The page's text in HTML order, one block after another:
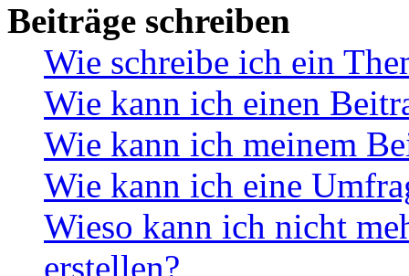
Beiträge schreiben
Wie schreibe ich ein
Wie kann ich einen
Wie kann ich meinem
Wie kann ich eine
Wieso kann ich nicht
erstellen?